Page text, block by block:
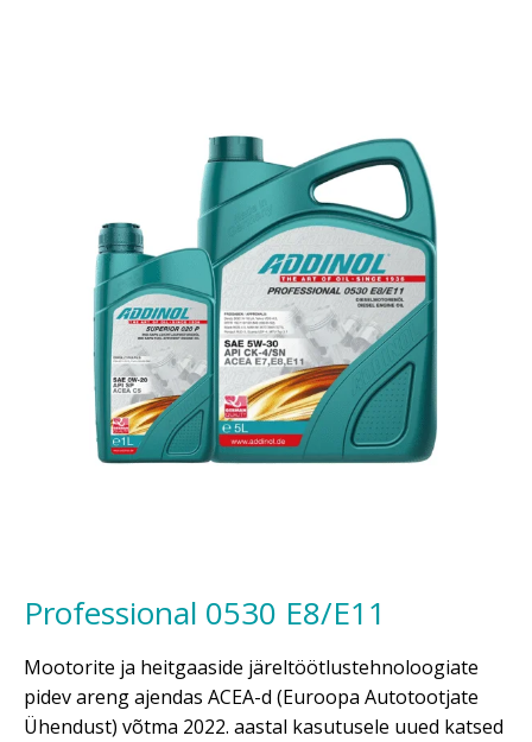
Professional 0530 E8/E11
Mootorite ja heitgaaside järeltöötlustehnoloogiate
pidev areng ajendas ACEA-d (Euroopa Autotootjate
Ühendust) võtma 2022. aastal kasutusele uued katsed